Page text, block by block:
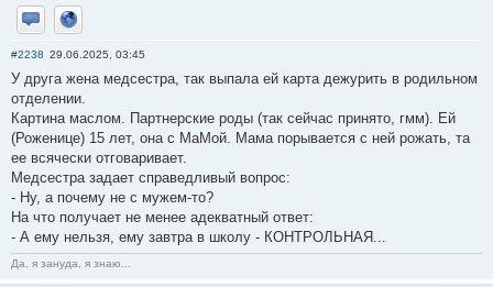
Отправить личное сообщение
Сайт
#2238 29.06.2025, 03:45
У друга жена медсестра, так выпала ей карта дежурить в родильном
отделении.
Картина маслом. Партнерские роды (так сейчас принято, гмм). Ей
(Роженице) 15 лет, она с МаМой. Мама порывается с ней рожать, та
ее всячески отговаривает.
Медсестра задает справедливый вопрос:
- Ну, а почему не с мужем-то?
На что получает не менее адекватный ответ:
- А ему нельзя, ему завтра в школу - КОНТРОЛЬНАЯ...
Да, я зануда, я знаю...